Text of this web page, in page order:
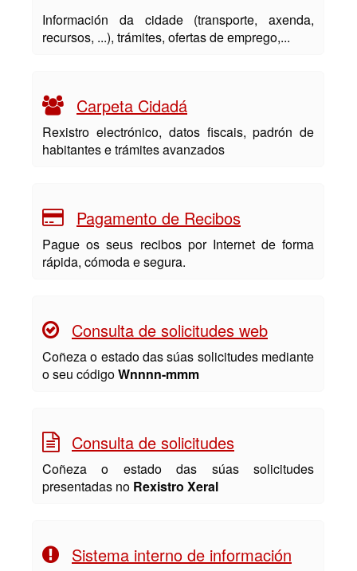
Información da cidade (transporte, axenda,
recursos, ...), trámites, ofertas de emprego,...
Carpeta Cidadá
Rexistro electrónico, datos fiscais, padrón de
habitantes e trámites avanzados
Pagamento de Recibos
Pague os seus recibos por Internet de forma
rápida, cómoda e segura.
Consulta de solicitudes web
Coñeza o estado das súas solicitudes mediante
o seu códigoWnnnn-mmm
Consulta de solicitudes
Coñeza o estado das súas solicitudes
presentadas no Rexistro Xeral
Sistema interno de información